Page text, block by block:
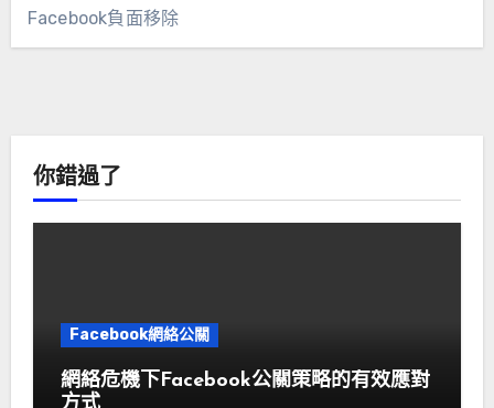
Facebook負面移除
你錯過了
Facebook網絡公關
網絡危機下Facebook公關策略的有效應對